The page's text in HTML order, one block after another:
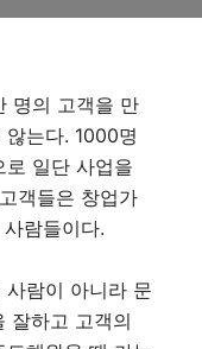
명의 고객을 만
는다. 1000명
로 일단 사업을
객들은 창업가
람들이다.
람이 아니라 문
잘하고 고객의